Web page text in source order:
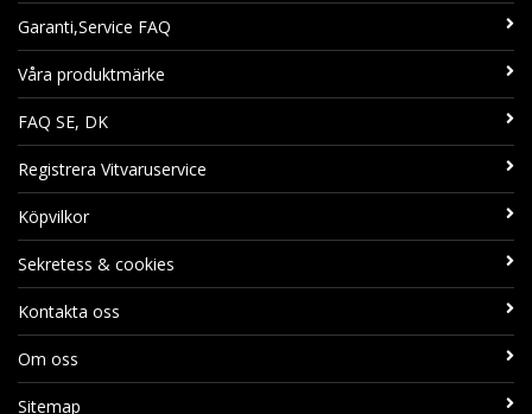
Garanti,Service FAQ
Våra produktmärke
FAQ SE, DK
Registrera Vitvaruservice
Köpvilkor
Sekretess & cookies
Kontakta oss
Om oss
Sitemap